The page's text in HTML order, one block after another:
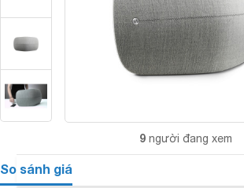
9 người đang xem
So sánh giá